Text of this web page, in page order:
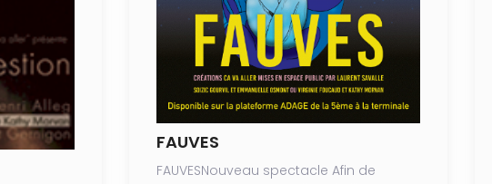
FAUVES
FAUVESNouveau spectacle Afin de